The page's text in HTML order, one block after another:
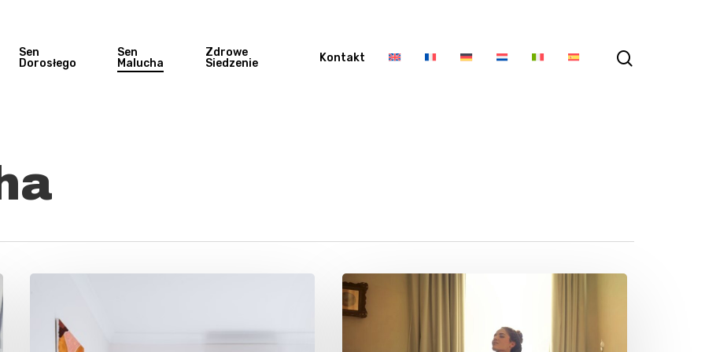
Sen
Dorosłego
Sen
Malucha
Zdrowe
Siedzenie
Kontakt